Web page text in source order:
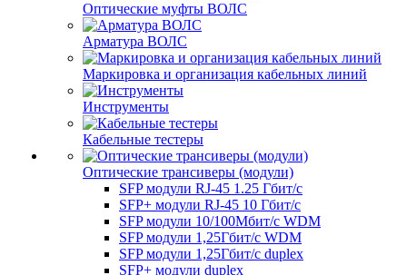
Оптические муфты ВОЛС
Арматура ВОЛС
Маркировка и организация кабельных линий
Инструменты
Кабельные тестеры
Оптические трансиверы (модули)
SFP модули RJ-45 1.25 Гбит/c
SFP+ модули RJ-45 10 Гбит/c
SFP модули 10/100Мбит/с WDM
SFP модули 1,25Гбит/с WDM
SFP модули 1,25Гбит/с duplex
SFP+ модули duplex